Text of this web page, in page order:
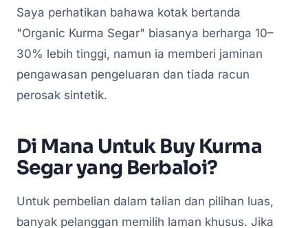
Saya perhatikan bahawa kotak bertanda
"Organic Kurma Segar" biasanya berharga 10–
30% lebih tinggi, namun ia memberi jaminan
pengawasan pengeluaran dan tiada racun
perosak sintetik.
Di Mana Untuk Buy Kurma
Segar yang Berbaloi?
Untuk pembelian dalam talian dan pilihan luas,
banyak pelanggan memilih laman khusus. Jika